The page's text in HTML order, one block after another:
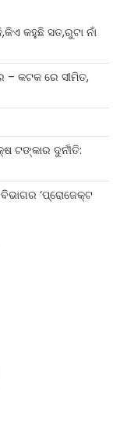
କହୁଛି ସତ,ରୁଟା ନାଁ
– କଟକ ରେ ସୀମିତ,
ଟଙ୍କାର ଦୁର୍ନୀତି:
‘ପ୍ରୋଜେକ୍ଟ